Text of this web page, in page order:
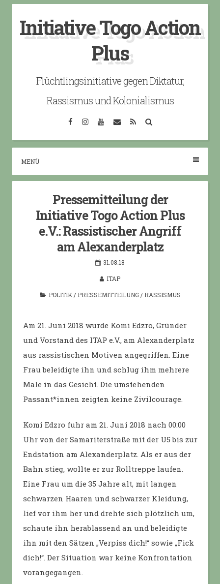
content
Initiative Togo Action
Plus
Flüchtlingsinitiative gegen Diktatur,
Rassismus und Kolonialismus
FacebookInstagramYouTube
EmailRSS
MENÜ
Pressemitteilung der
Initiative Togo Action Plus
e.V.: Rassistischer Angriff
am Alexanderplatz
31.08.18
ITAP
POLITIK/ PRESSEMITTEILUNG / RASSISMUS
Am 21. Juni 2018 wurde Komi Edzro, Gründer
und Vorstand des ITAP e.V., am Alexanderplatz
aus rassistischen Motiven angegriffen. Eine
Frau beleidigte ihn und schlug ihm mehrere
Male in das Gesicht. Die umstehenden
Passant*innen zeigten keine Zivilcourage.
Komi Edzro fuhr am 21. Juni 2018 nach 00:00
Uhr von der Samariterstraße mit der U5 bis zur
Endstation am Alexanderplatz. Als er aus der
Bahn stieg, wollte er zur Rolltreppe laufen.
Eine Frau um die 35 Jahre alt, mit langen
schwarzen Haaren und schwarzer Kleidung,
lief vor ihm her und drehte sich plötzlich um,
schaute ihn herablassend an und beleidigte
ihn mit den Sätzen „Verpiss dich!“ sowie „Fick
dich!“. Der Situation war keine Konfrontation
vorangegangen.